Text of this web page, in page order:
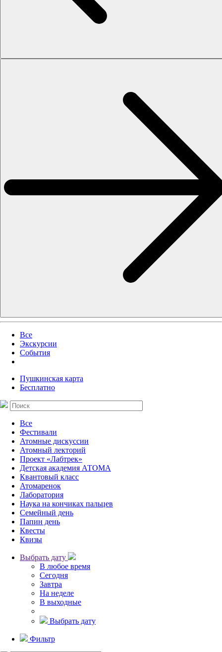
Все
Экскурсии
События
Пушкинская карта
Бесплатно
Все
Фестивали
Атомные дискуссии
Атомный лекторий
Проект «Лабтрек»
Детская академия АТОМА
Квантовый класс
Атомаренок
Лаборатория
Наука на кончиках пальцев
Семейный день
Папин день
Квесты
Квизы
Выбрать дату
В любое время
Сегодня
Завтра
На неделе
В выходные
Выбрать дату
Фильтр